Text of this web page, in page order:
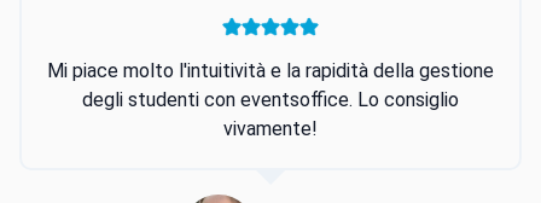
Mi piace molto l'intuitività e la rapidità della gestione
degli studenti con eventsoffice. Lo consiglio
vivamente!